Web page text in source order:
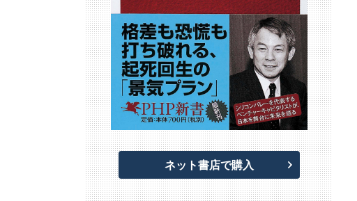
ネット書店で購入